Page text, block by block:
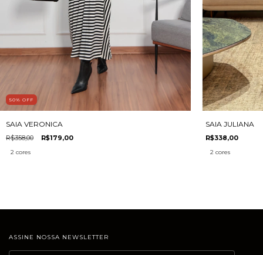
50% OFF
SAIA VERONICA
R$358,00 R$179,00
2 cores
SAIA JULIANA
R$338,00
2 cores
ASSINE NOSSA NEWSLETTER